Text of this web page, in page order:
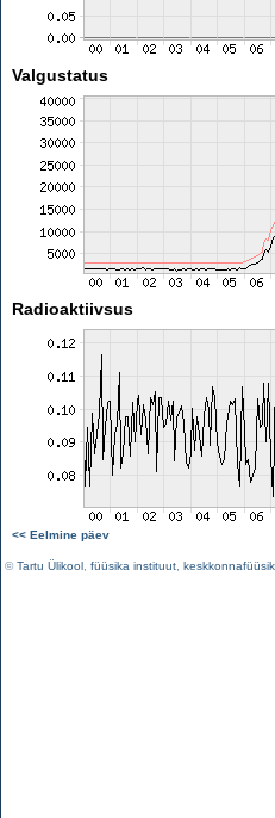
Valgustatus
Radioaktiivsus
<< Eelmine päev
©Tartu Ülikool füüsika instituut